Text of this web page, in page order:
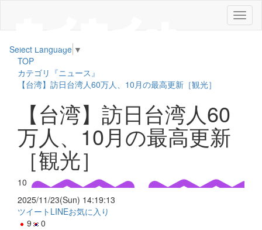
メ
ニ
Select Language ▼
TOP
カテゴリ『ニュース』
【台湾】訪日台湾人60万人、10月の最高更新［観光］
【台湾】訪日台湾人60
万人、10月の最高更新
［観光］
10
2025/11/23(Sun) 14:19:13
ツイート LINEお気に入り
9
0